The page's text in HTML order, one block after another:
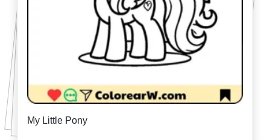
My Little Pony